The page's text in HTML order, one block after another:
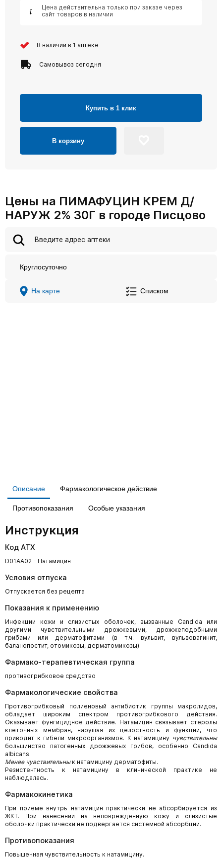
Цена действительна только при заказе через
сайт товаров в наличии
В наличии в 1 аптеке
Самовывоз сегодня
Купить в 1 клик
В корзину
Цены на ПИМАФУЦИН КРЕМ Д/
НАРУЖ 2% 30Г в городе Писцово
Круглосуточно
На карте Списком
Описание Фармакологическое действие
Противопоказания Особые указания
Инструкция
Код АТХ
D01AA02 - Натамицин
Условия отпуска
Отпускается без рецепта
Показания к применению
Инфекции кожи и слизистых оболочек, вызванные Candida или
другими чувствительными дрожжевыми, дрожжеподобными
грибами или дерматофитами (в т.ч. вульвит, вульвовагинит,
баланопостит, отомикозы, дерматомикозы).
Фармако-терапевтическая группа
противогрибковое средство
Фармакологические свойства
Противогрибковый полиеновый антибиотик группы макролидов,
обладает широким спектром противогрибкового действия.
Оказывает фунгицидное действие. Натамицин связывает стеролы
клеточных мембран, нарушая их целостность и функции, что
приводит к гибели микроорганизмов. К натамицину чувствительны
большинство патогенных дрожжевых грибов, особенно Candida
albicans.
Менее чувствительнык натамицину дерматофиты.
Резистентность к натамицину в клинической практике не
наблюдалась.
Фармакокинетика
При приеме внутрь натамицин практически не абсорбируется из
ЖКТ. При нанесении на неповрежденную кожу и слизистые
оболочки практически не подвергается системной абсорбции.
Противопоказания
Повышенная чувствительность к натамицину.